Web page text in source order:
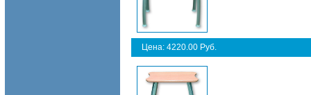
Цена: 4220.00 Руб.